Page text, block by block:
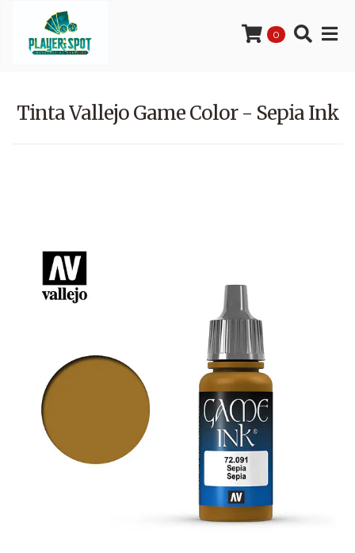
0
Tinta Vallejo Game Color - Sepia Ink